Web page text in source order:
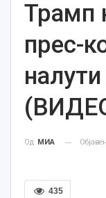
Трамп
прес-
Од МИА
435